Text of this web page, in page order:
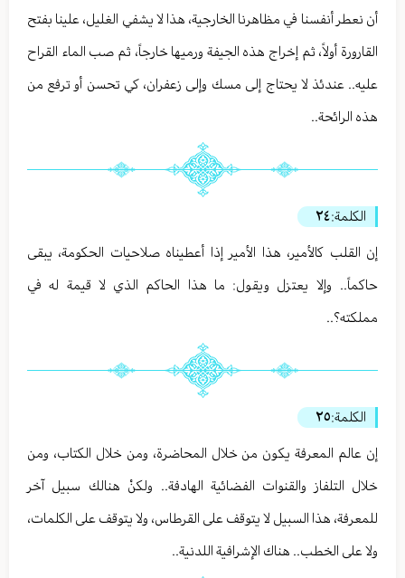
أن نعطر أنفسنا في مظاهرنا الخارجية، هذا لا يشفي الغليل، علينا بفتح
القارورة أولاً، ثم إخراج هذه الجيفة ورميها خارجاً، ثم صب الماء القراح
عليه.. عندئذ لا يحتاج إلى مسك وإلى زعفران، كي تحسن أو ترفع من
هذه الرائحة..
الكلمة:٢٤
إن القلب كالأمير، هذا الأمير إذا أعطيناه صلاحيات الحكومة، يبقى
حاكماً.. وإلا يعتزل ويقول: ما هذا الحاكم الذي لا قيمة له في
مملكته؟..
الكلمة:٢٥
إن عالم المعرفة يكون من خلال المحاضرة، ومن خلال الكتاب، ومن
خلال التلفاز والقنوات الفضائية الهادفة.. ولكنْ هنالك سبيل آخر
للمعرفة، هذا السبيل لا يتوقف على القرطاس، ولا يتوقف على الكلمات،
ولا على الخطب.. هناك الإشرافية اللدنية..